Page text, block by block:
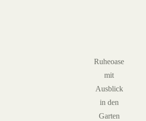
Ruheoase
mit
Ausblick
in den
Garten